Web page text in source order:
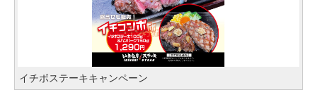
イチボステーキキャンペーン